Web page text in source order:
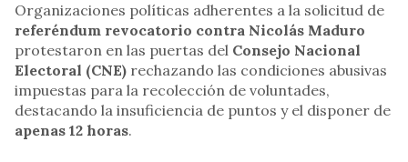
Organizaciones políticas adherentes a la solicitud de
referéndum revocatorio contra Nicolás Maduro
protestaron en las puertas del Consejo Nacional
Electoral (CNE) rechazando las condiciones abusivas
impuestas para la recolección de voluntades,
destacando la insuficiencia de puntos y el disponer de
apenas 12 horas.